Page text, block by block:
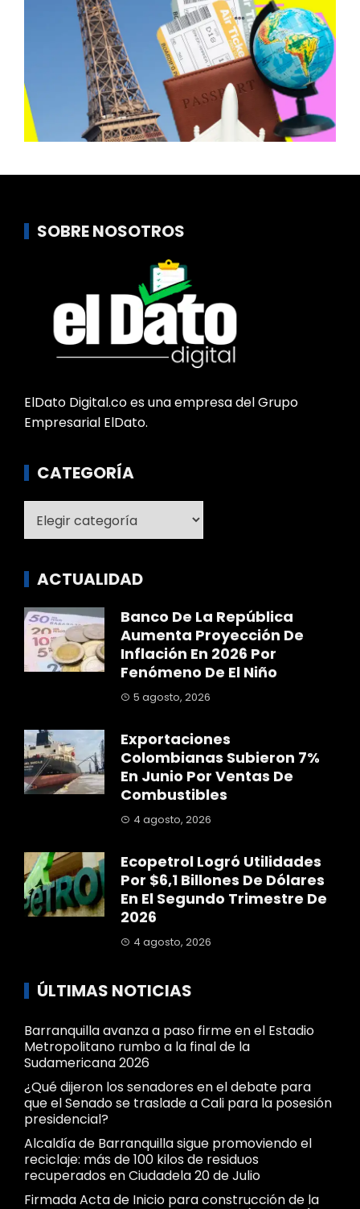
SOBRE NOSOTROS
ElDato Digital.co es una empresa del Grupo
Empresarial ElDato.
CATEGORÍA
ACTUALIDAD
Banco De La República
Aumenta Proyección De
Inflación En 2026 Por
Fenómeno De El Niño
5 agosto, 2026
Exportaciones
Colombianas Subieron 7%
En Junio Por Ventas De
Combustibles
4 agosto, 2026
Ecopetrol Logró Utilidades
Por $6,1 Billones De Dólares
En El Segundo Trimestre De
2026
4 agosto, 2026
ÚLTIMAS NOTICIAS
Barranquilla avanza a paso firme en el Estadio
Metropolitano rumbo a la final de la
Sudamericana 2026
¿Qué dijeron los senadores en el debate para
que el Senado se traslade a Cali para la posesión
presidencial?
Alcaldía de Barranquilla sigue promoviendo el
reciclaje: más de 100 kilos de residuos
recuperados en Ciudadela 20 de Julio
Firmada Acta de Inicio para construcción de la